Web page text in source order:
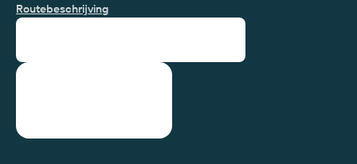
Routebeschrijving